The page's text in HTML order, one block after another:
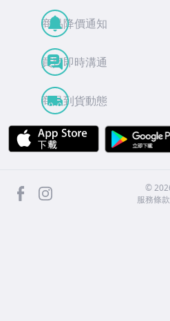
商品降價通知
買賣即時溝通
商品到貨動態
APP Store
facebook ©
服務條款